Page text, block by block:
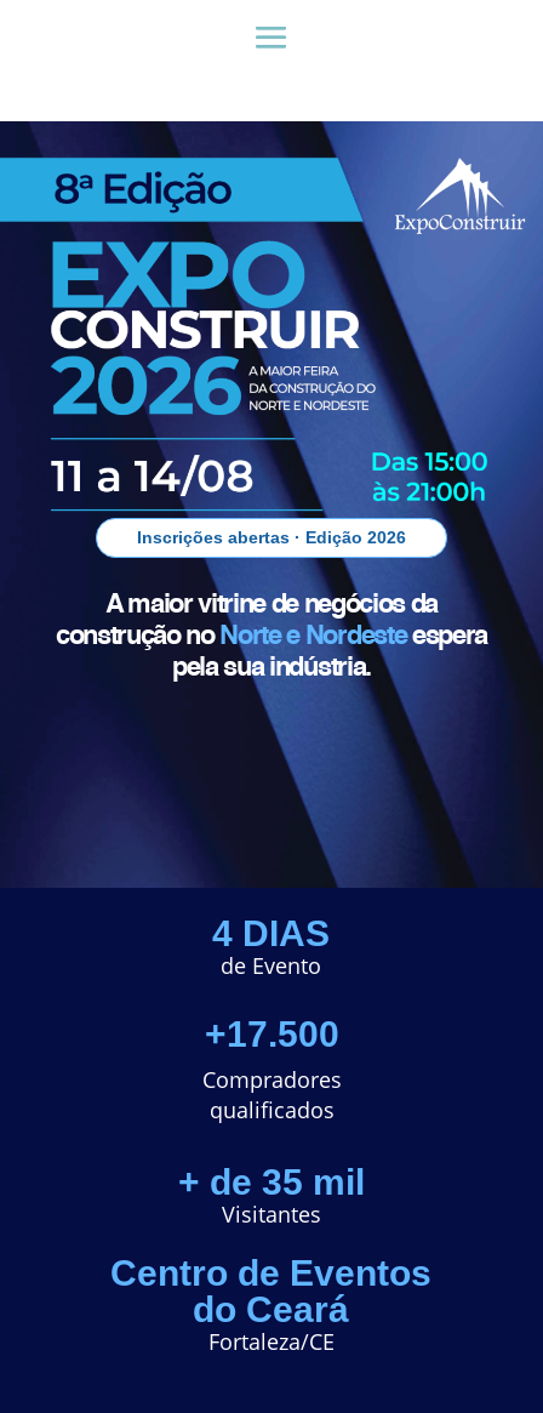
Inscrições abertas · Edição 2026
A maior vitrine de negócios da
construção noNorte e Nordesteespera
pela sua indústria.
4 DIAS
de Evento
+17.500
Compradores
qualificados
+ de 35 mil
Visitantes
Centro de Eventos
do Ceará
Fortaleza/CE